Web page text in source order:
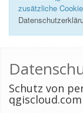
zusätzliche
Schutz von
qgiscloud.com